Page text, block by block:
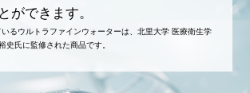
ができます。
るウルトラファインウォーターは、北里大学 医療衛生学
史氏に監修された商品です。